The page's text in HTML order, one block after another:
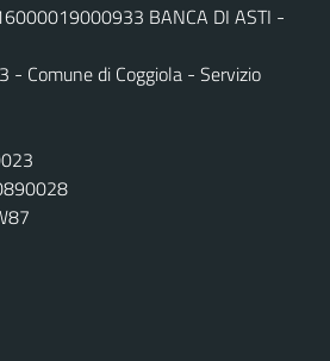
BANCA DI ASTI -
- Comune di Coggiola - Servizio